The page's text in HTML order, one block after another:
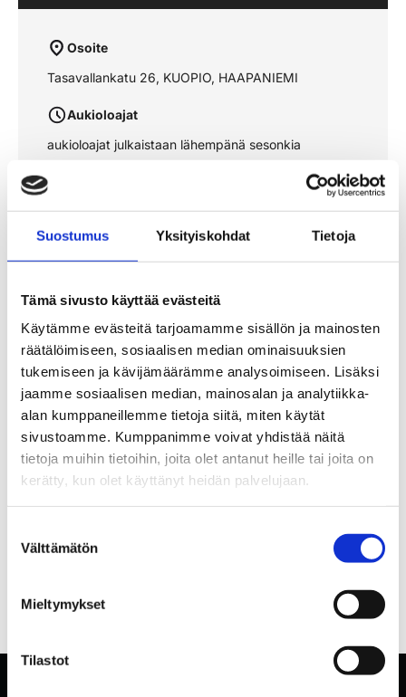
Suostumus Yksityiskohdat Tietoja
Tämä sivusto käyttää evästeitä
Käytämme evästeitä tarjoamamme sisällön ja mainosten
räätälöimiseen, sosiaalisen median ominaisuuksien
tukemiseen ja kävijämäärämme analysoimiseen. Lisäksi
jaamme sosiaalisen median, mainosalan ja analytiikka-
alan kumppaneillemme tietoja siitä, miten käytät
sivustoamme. Kumppanimme voivat yhdistää näitä
tietoja muihin tietoihin, joita olet antanut heille tai joita on
kerätty, kun olet käyttänyt heidän palvelujaan.
valinta
Välttämätön
Mieltymykset
Tilastot
Osoite
Tasavallankatu 26, KUOPIO, HAAPANIEMI
Aukioloajat
aukioloajat julkaistaan lähempänä sesonkia